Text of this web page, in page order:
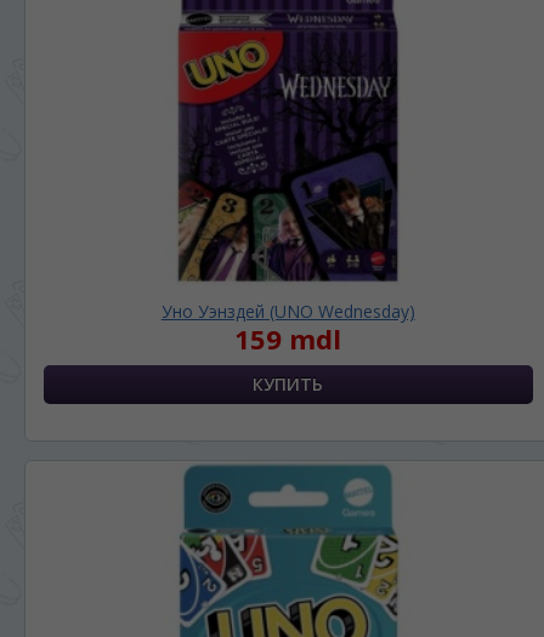
Уно Уэнздей (UNO Wednesday)
159 mdl